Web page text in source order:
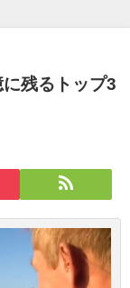
残るトップ3